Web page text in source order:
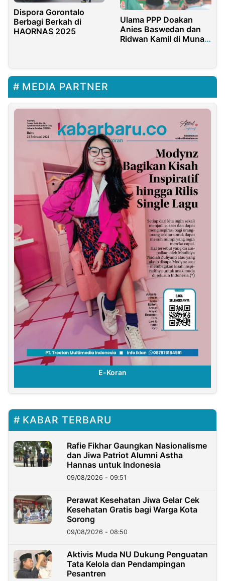
Dispora Gorontalo
Berbagi Berkah di
HAORNAS 2025
Ulama PPP Doakan
Anies Baswedan dan
Ridwan Kamil di Munas
MEDIA PARTNER
E-Koran
KABAR TERBARU
Rafie Fikhar Gaungkan Nasionalisme
dan Jiwa Patriot Alumni Astha
Hannas untuk Indonesia
09/08/2026 - 09:51
Perawat Kesehatan Jiwa Gelar Cek
Kesehatan Gratis bagi Warga Kota
Sorong
09/08/2026 - 08:50
Aktivis Muda NU Dukung Penguatan
Tata Kelola dan Pendampingan
Pesantren